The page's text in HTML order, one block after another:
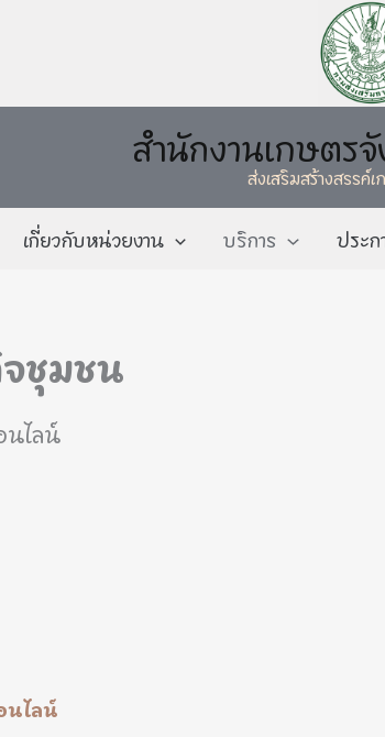
สำนักงานเกษต
ส่งเสริมสร้างสรร
เกี่ยวกับหน่วยงาน บริการ ประ
ชุมชน
นไลน์
นไลน์